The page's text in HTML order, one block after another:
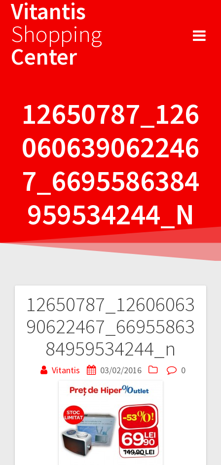
Vitantis
Shopping
Center
12650787_126
060639062246
7_6695586384
959534244_N
12650787_12606063
90622467_66955863
84959534244_n
Vitantis 03/02/2016 0
Navigare
în
articole